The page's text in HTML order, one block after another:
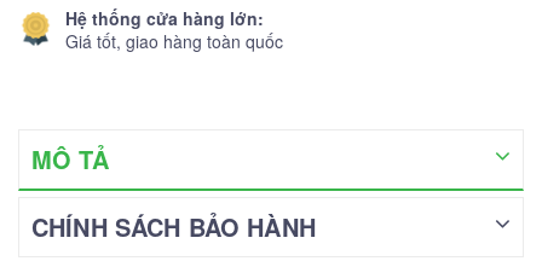
Hệ thống cửa hàng lớn:
Giá tốt, giao hàng toàn quốc
MÔ TẢ
CHÍNH SÁCH BẢO HÀNH